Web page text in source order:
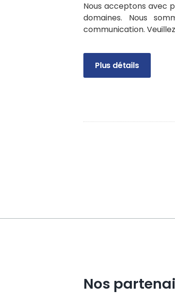
Nous acceptons avec
domaines. Nous
communication.
Plus détails
Nos